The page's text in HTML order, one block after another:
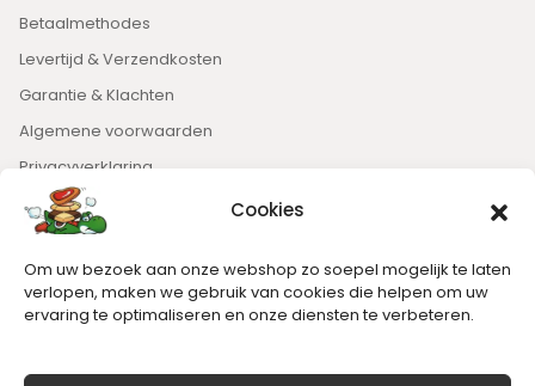
Cookies
Om uw bezoek aan onze webshop zo soepel mogelijk te laten
verlopen, maken we gebruik van cookies die helpen om uw
ervaring te optimaliseren en onze diensten te verbeteren.
Betaalmethodes
Levertijd & Verzendkosten
Garantie & Klachten
Algemene voorwaarden
Privacyverklaring
Nieuwsbrief
Blijft op de hoogte van het laatste nieuws.